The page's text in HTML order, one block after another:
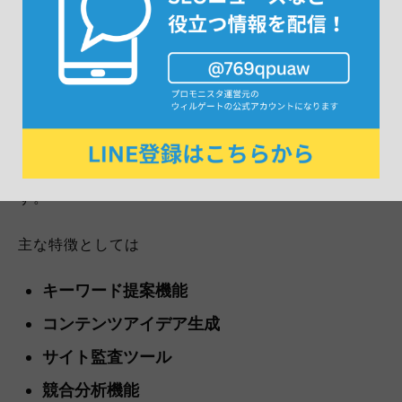
テンツアイデアまで出せる
デジタルマーケティングの専門家Neil Patelは
Ubersuggest というSEOツールを開発しています。
す。
主な特徴としては
キーワード提案機能
コンテンツアイデア生成
サイト監査ツール
競合分析機能